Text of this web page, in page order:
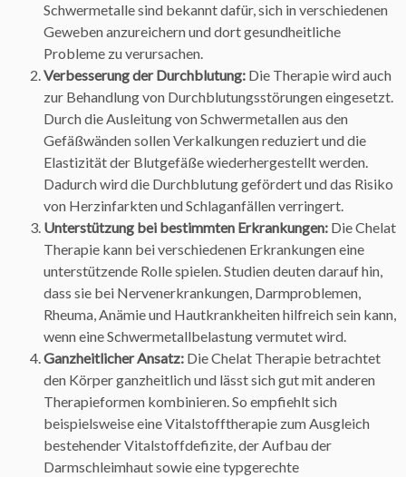
Schwermetalle sind bekannt dafür, sich in verschiedenen
Geweben anzureichern und dort gesundheitliche
Probleme zu verursachen.
Verbesserung der Durchblutung: Die Therapie wird auch
zur Behandlung von Durchblutungsstörungen eingesetzt.
Durch die Ausleitung von Schwermetallen aus den
Gefäßwänden sollen Verkalkungen reduziert und die
Elastizität der Blutgefäße wiederhergestellt werden.
Dadurch wird die Durchblutung gefördert und das Risiko
von Herzinfarkten und Schlaganfällen verringert.
Unterstützung bei bestimmten Erkrankungen: Die Chelat
Therapie kann bei verschiedenen Erkrankungen eine
unterstützende Rolle spielen. Studien deuten darauf hin,
dass sie bei Nervenerkrankungen, Darmproblemen,
Rheuma, Anämie und Hautkrankheiten hilfreich sein kann,
wenn eine Schwermetallbelastung vermutet wird.
Ganzheitlicher Ansatz: Die Chelat Therapie betrachtet
den Körper ganzheitlich und lässt sich gut mit anderen
Therapieformen kombinieren. So empfiehlt sich
beispielsweise eine Vitalstofftherapie zum Ausgleich
bestehender Vitalstoffdefizite, der Aufbau der
Darmschleimhaut sowie eine typgerechte